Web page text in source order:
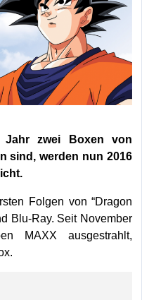
Jahr zwei Boxen von
sind, werden nun 2016
Folgen von “Dragon
Blu-Ray. Seit November
MAXX ausgestrahlt,